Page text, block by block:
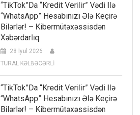
“TikTok”da “kredit Verilir” Vədi Ilə
“WhatsApp” Hesabınızı Ələ Keçirə
Bilərlər! – Kibermütəxəssisdən
Xəbərdarlıq
28 İyul 2026
TURAL KƏLBƏCƏRLİ
“TikTok”da “kredit Verilir” Vədi Ilə
“WhatsApp” Hesabınızı Ələ Keçirə
Bilərlər! – Kibermütəxəssisdən